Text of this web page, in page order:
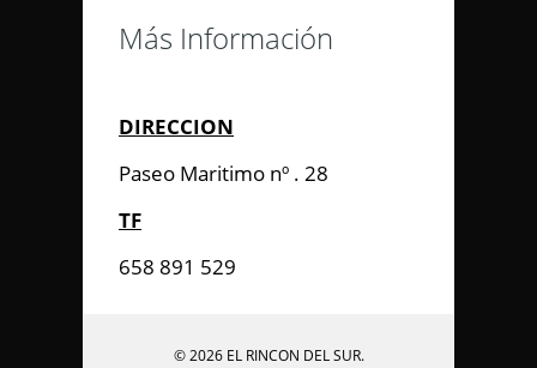
Más Información
DIRECCION
Paseo Maritimo nº . 28
TF
658 891 529
© 2026 EL RINCON DEL SUR.